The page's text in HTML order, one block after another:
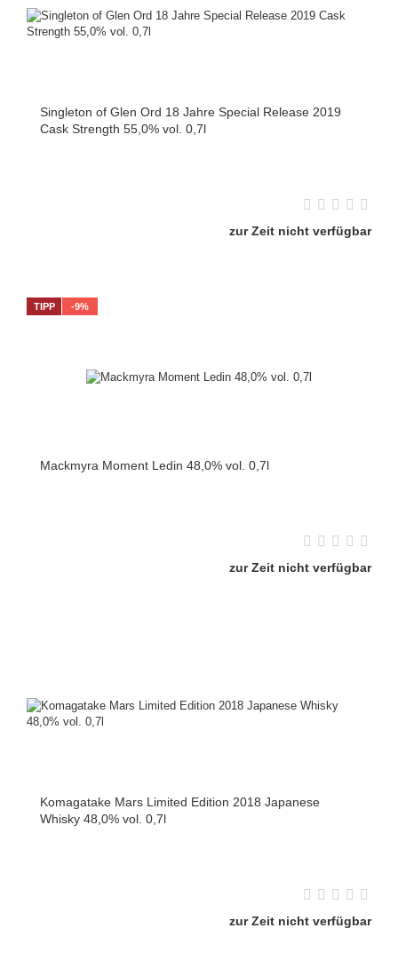
Singleton of Glen Ord 18 Jahre Special Release 2019
Cask Strength 55,0% vol. 0,7l
zur Zeit nicht verfügbar
TIPP -9%
Mackmyra Moment Ledin 48,0% vol. 0,7l
zur Zeit nicht verfügbar
Komagatake Mars Limited Edition 2018 Japanese
Whisky 48,0% vol. 0,7l
zur Zeit nicht verfügbar